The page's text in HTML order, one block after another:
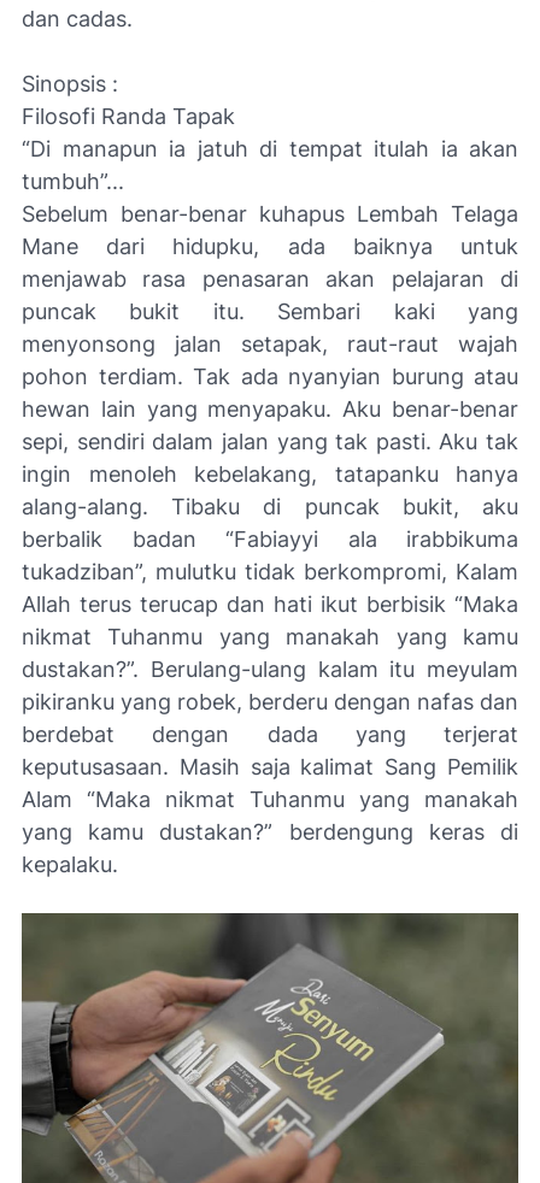
dan cadas.
Sinopsis :
Filosofi Randa Tapak
“Di manapun ia jatuh di tempat itulah ia akan
tumbuh”...
Sebelum benar-benar kuhapus Lembah Telaga
Mane dari hidupku, ada baiknya untuk
menjawab rasa penasaran akan pelajaran di
puncak bukit itu. Sembari kaki yang
menyonsong jalan setapak, raut-raut wajah
pohon terdiam. Tak ada nyanyian burung atau
hewan lain yang menyapaku. Aku benar-benar
sepi, sendiri dalam jalan yang tak pasti. Aku tak
ingin menoleh kebelakang, tatapanku hanya
alang-alang. Tibaku di puncak bukit, aku
berbalik badan “Fabiayyi ala irabbikuma
tukadziban”, mulutku tidak berkompromi, Kalam
Allah terus terucap dan hati ikut berbisik “Maka
nikmat Tuhanmu yang manakah yang kamu
dustakan?”. Berulang-ulang kalam itu meyulam
pikiranku yang robek, berderu dengan nafas dan
berdebat dengan dada yang terjerat
keputusasaan. Masih saja kalimat Sang Pemilik
Alam “Maka nikmat Tuhanmu yang manakah
yang kamu dustakan?” berdengung keras di
kepalaku.